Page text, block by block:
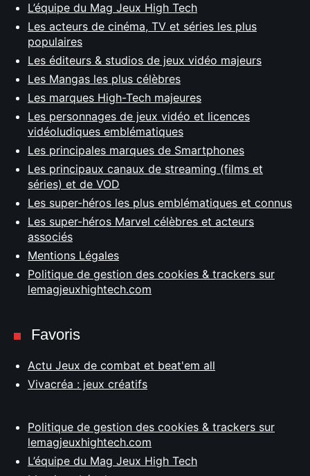
L’équipe du Mag Jeux High Tech
Les acteurs de cinéma, TV et séries les plus
populaires
Les éditeurs & studios de jeux vidéo majeurs
Les Mangas les plus célèbres
Les marques High-Tech majeures
Les personnages de jeux vidéo et licences
vidéoludiques emblématiques
Les principales marques de Smartphones
Les principaux canaux de streaming (films et
séries) et de VOD
Les super-héros les plus emblématiques et connus
Les super-héros Marvel célèbres et acteurs
associés
Mentions Légales
Politique de gestion des cookies & trackers sur
lemagjeuxhightech.com
Favoris
Actu Jeux de combat et beat'em all
Vivacréa : jeux créatifs
Politique de gestion des cookies & trackers sur
lemagjeuxhightech.com
L’équipe du Mag Jeux High Tech